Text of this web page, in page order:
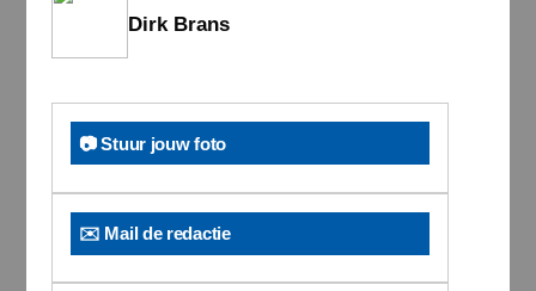
Dirk Brans
📷 Stuur jouw foto
✉️ Mail de redactie